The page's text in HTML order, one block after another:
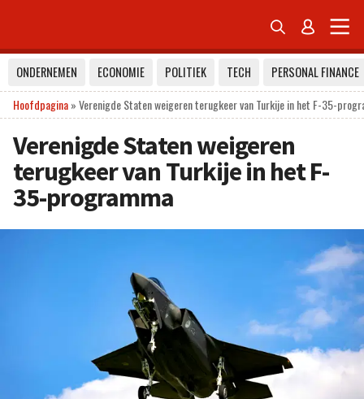
 
ONDERNEMEN ECONOMIE POLITIEK TECH
PERSONAL FINANCE
Hoofdpagina»Verenigde Staten weigeren terugkeer van Turkije in het F-35-
Verenigde Staten weigeren
terugkeer van Turkije in het F-
35-programma